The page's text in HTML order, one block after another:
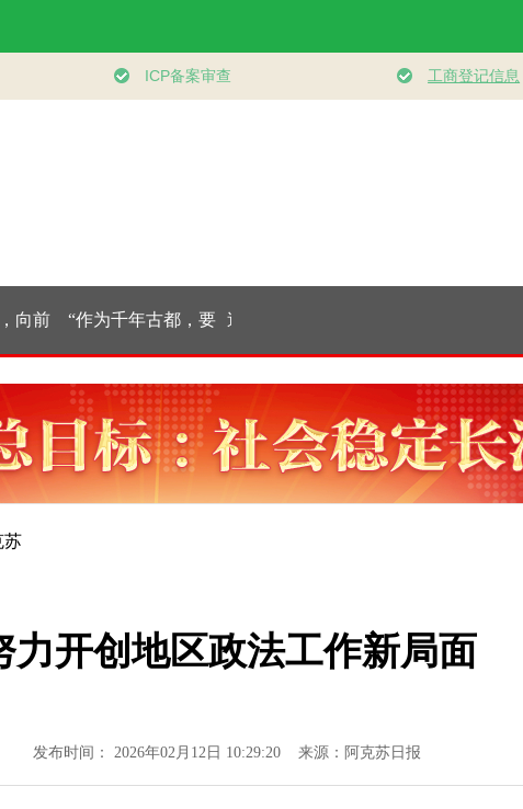
前 “作为千年古都，要
把传统和现代有机融
合在一起”
追光的你｜太行山上
新愚公 ｜“扎扎实实建设现
代化产业体系”
苏
力开创地区政法工作新局面
发布时间： 2026年02月12日 10:29:20 来源：阿克苏日报